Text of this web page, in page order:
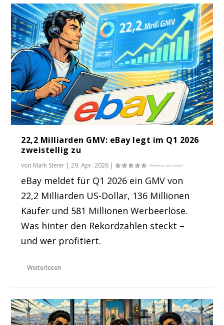
22,2 Milliarden GMV: eBay legt im Q1 2026
zweistellig zu
von Mark Steier |29. Apr. 2026 |
eBay meldet für Q1 2026 ein GMV von
22,2 Milliarden US-Dollar, 136 Millionen
Käufer und 581 Millionen Werbeerlöse.
Was hinter den Rekordzahlen steckt –
und wer profitiert.
Weiterlesen